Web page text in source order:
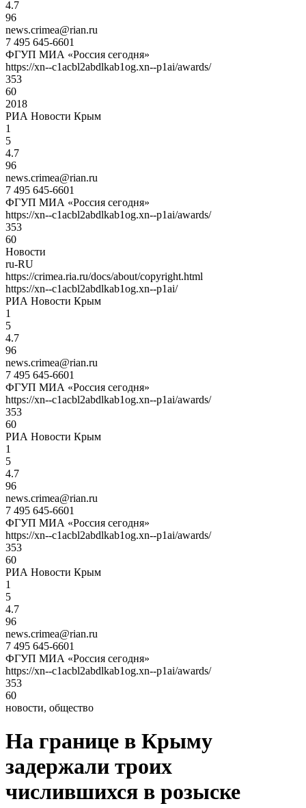
4.7
96
news.crimea@rian.ru
7 495 645-6601
ФГУП МИА «Россия сегодня»
https://xn--c1acbl2abdlkab1og.xn--p1ai/awards/
353
60
2018
РИА Новости Крым
1
5
4.7
96
news.crimea@rian.ru
7 495 645-6601
ФГУП МИА «Россия сегодня»
https://xn--c1acbl2abdlkab1og.xn--p1ai/awards/
353
60
Новости
ru-RU
https://crimea.ria.ru/docs/about/copyright.html
https://xn--c1acbl2abdlkab1og.xn--p1ai/
РИА Новости Крым
1
5
4.7
96
news.crimea@rian.ru
7 495 645-6601
ФГУП МИА «Россия сегодня»
https://xn--c1acbl2abdlkab1og.xn--p1ai/awards/
353
60
РИА Новости Крым
1
5
4.7
96
news.crimea@rian.ru
7 495 645-6601
ФГУП МИА «Россия сегодня»
https://xn--c1acbl2abdlkab1og.xn--p1ai/awards/
353
60
РИА Новости Крым
1
5
4.7
96
news.crimea@rian.ru
7 495 645-6601
ФГУП МИА «Россия сегодня»
https://xn--c1acbl2abdlkab1og.xn--p1ai/awards/
353
60
новости, общество
На границе в Крыму
задержали троих
числившихся в розыске